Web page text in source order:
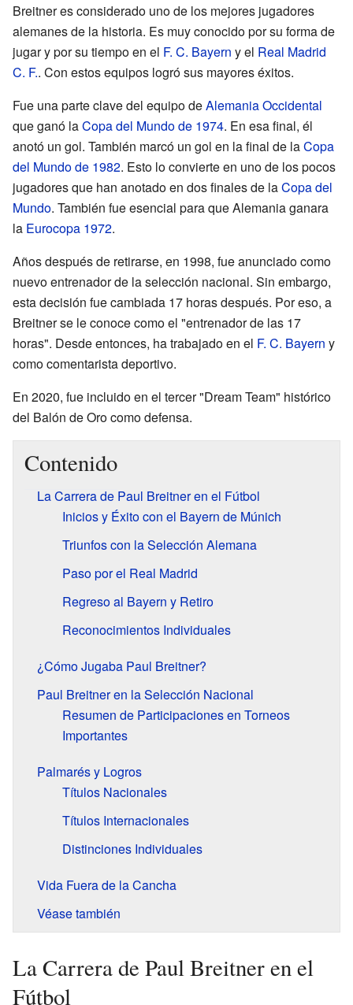
Breitner es considerado uno de los mejores jugadores
alemanes de la historia. Es muy conocido por su forma de
jugar y por su tiempo en el F. C. Bayern y el Real Madrid
C. F.. Con estos equipos logró sus mayores éxitos.
Fue una parte clave del equipo deAlemania Occidental
que ganó laCopa del Mundo de 1974. En esa final, él
anotó un gol. También marcó un gol en la final de laCopa
del Mundo de 1982. Esto lo convierte en uno de los pocos
jugadores que han anotado en dos finales de laCopa del
Mundo. También fue esencial para que Alemania ganara
la Eurocopa 1972.
Años después de retirarse, en 1998, fue anunciado como
nuevo entrenador de la selección nacional. Sin embargo,
esta decisión fue cambiada 17 horas después. Por eso, a
Breitner se le conoce como el "entrenador de las 17
horas". Desde entonces, ha trabajado en el F. C. Bayern y
como comentarista deportivo.
En 2020, fue incluido en el tercer "Dream Team" histórico
del Balón de Oro como defensa.
Contenido
La Carrera de Paul Breitner en el Fútbol
Inicios y Éxito con el Bayern de Múnich
Triunfos con la Selección Alemana
Paso por el Real Madrid
Regreso al Bayern y Retiro
Reconocimientos Individuales
¿Cómo Jugaba Paul Breitner?
Paul Breitner en la Selección Nacional
Resumen de Participaciones en Torneos
Importantes
Palmarés y Logros
Títulos Nacionales
Títulos Internacionales
Distinciones Individuales
Vida Fuera de la Cancha
Véase también
La Carrera de Paul Breitner en el
Fútbol